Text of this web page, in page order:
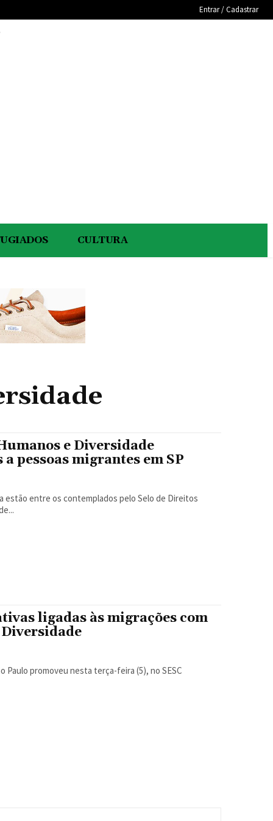
Entrar / Cadastrar
CULTURA
e Diversidade
pessoas migrantes em SP
estão entre os contemplados pelo Selo de Direitos
ligadas às migrações com